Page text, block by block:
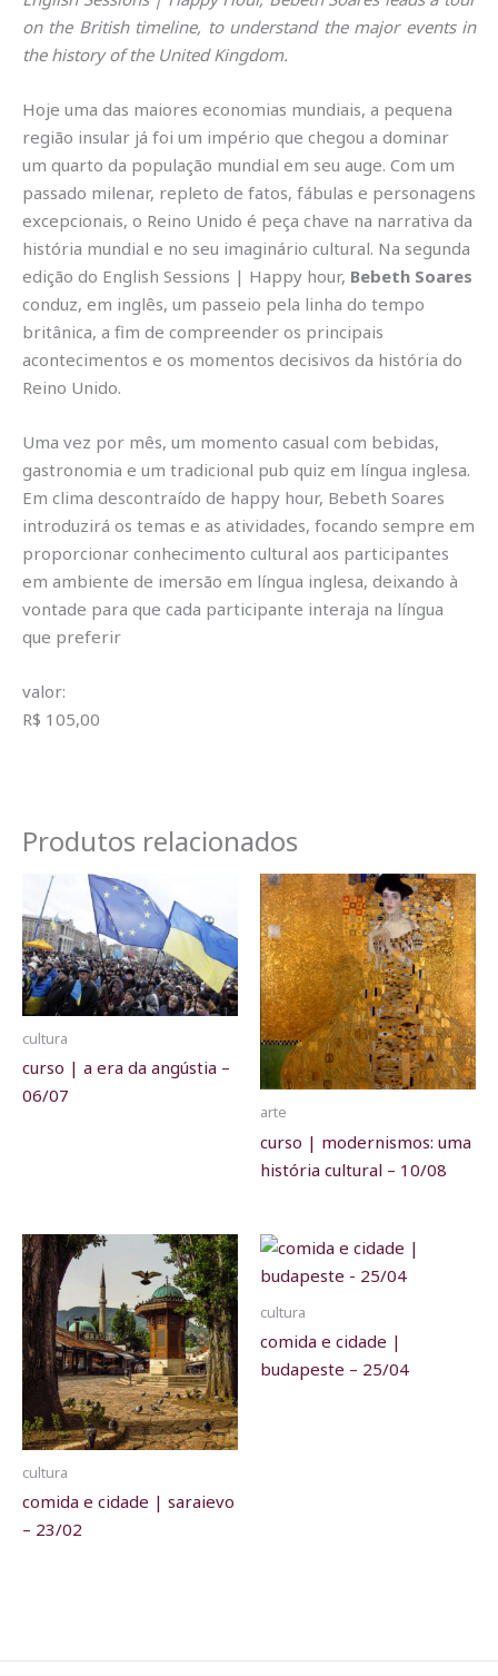
on the British timeline, to understand the major events in
the history of the United Kingdom.
Hoje uma das maiores economias mundiais, a pequena
região insular já foi um império que chegou a dominar
um quarto da população mundial em seu auge. Com um
passado milenar, repleto de fatos, fábulas e personagens
excepcionais, o Reino Unido é peça chave na narrativa da
história mundial e no seu imaginário cultural. Na segunda
edição do English Sessions | Happy hour, Bebeth Soares
conduz, em inglês, um passeio pela linha do tempo
britânica, a fim de compreender os principais
acontecimentos e os momentos decisivos da história do
Reino Unido.
Uma vez por mês, um momento casual com bebidas,
gastronomia e um tradicional pub quiz em língua inglesa.
Em clima descontraído de happy hour, Bebeth Soares
introduzirá os temas e as atividades, focando sempre em
proporcionar conhecimento cultural aos participantes
em ambiente de imersão em língua inglesa, deixando à
vontade para que cada participante interaja na língua
que preferir
valor:
R$ 105,00
Produtos relacionados
cultura
curso | a era da angústia –
06/07
arte
curso | modernismos: uma
história cultural – 10/08
cultura
comida e cidade | saraievo
– 23/02
cultura
comida e cidade |
budapeste – 25/04